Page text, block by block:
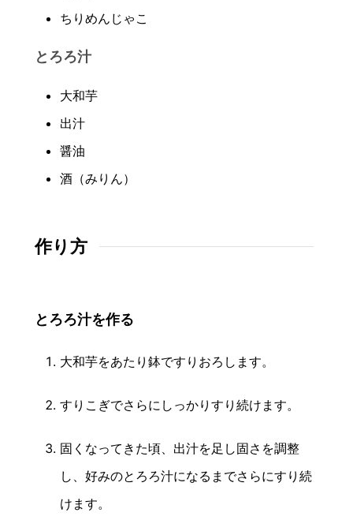
ちりめんじゃこ
とろろ汁
大和芋
出汁
醤油
酒（みりん）
作り方
とろろ汁を作る
大和芋をあたり鉢ですりおろします。
すりこぎでさらにしっかりすり続けます。
固くなってきた頃、出汁を足し固さを調整
し、好みのとろろ汁になるまでさらにすり続
けます。